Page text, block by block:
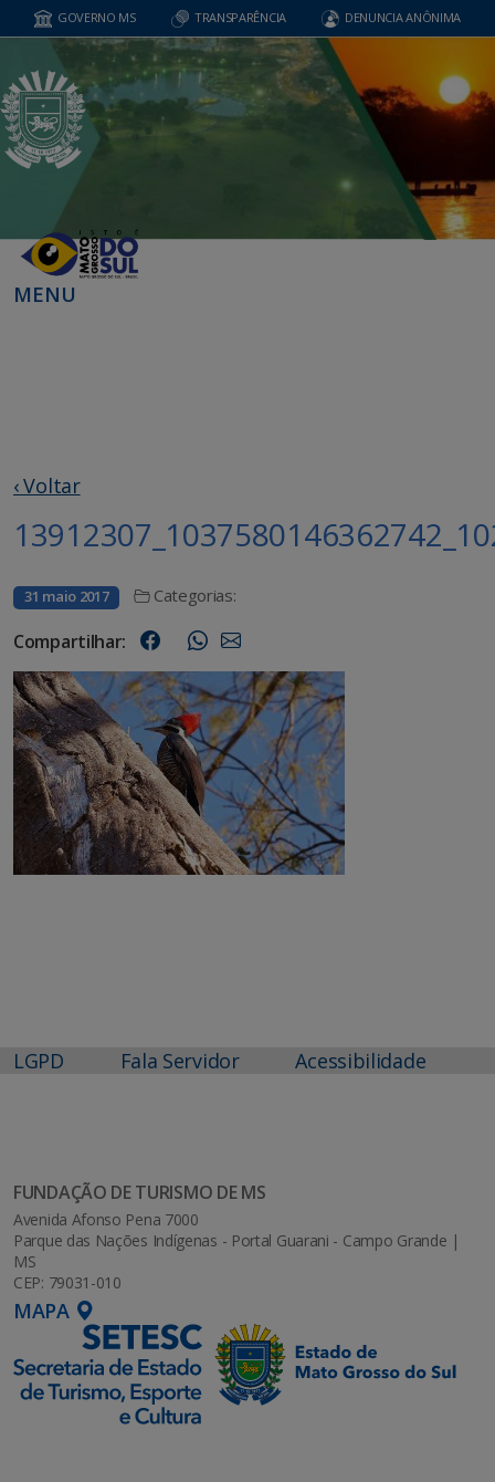
GOVERNO MS TRANSPARÊNCIA DENUNCIA ANÔNIMA
MENU
‹ Voltar
31 maio 2017 Categorias:
Compartilhar:
LGPD Fala Servidor Acessibilidade
FUNDAÇÃO DE TURISMO DE MS
Avenida Afonso Pena 7000
Parque das Nações Indígenas - Portal Guarani - Campo Grande |
MS
CEP: 79031-010
MAPA